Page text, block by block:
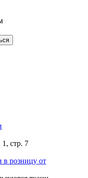
стр. 7
в розницу от